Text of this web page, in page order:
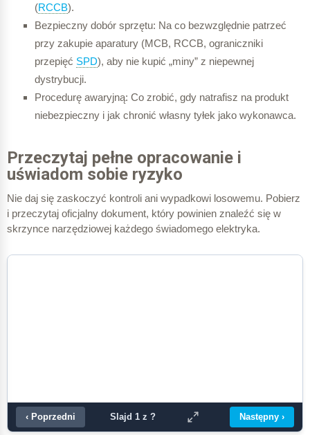
(RCCB).
Bezpieczny dobór sprzętu: Na co bezwzględnie patrzeć
przy zakupie aparatury (MCB, RCCB, ograniczniki
przepięć SPD), aby nie kupić „miny” z niepewnej
dystrybucji.
Procedurę awaryjną: Co zrobić, gdy natrafisz na produkt
niebezpieczny i jak chronić własny tyłek jako wykonawca.
Przeczytaj pełne opracowanie i
uświadom sobie ryzyko
Nie daj się zaskoczyć kontroli ani wypadkowi losowemu. Pobierz
i przeczytaj oficjalny dokument, który powinien znaleźć się w
skrzynce narzędziowej każdego świadomego elektryka.
‹ Poprzedni Slajd1 z? Następny ›